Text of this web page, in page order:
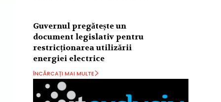
Guvernul pregătește un
document legislativ pentru
restricționarea utilizării
energiei electrice
ÎNCĂRCAȚI MAI MULTE